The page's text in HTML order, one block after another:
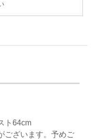
ト64cm
ございます。予めご